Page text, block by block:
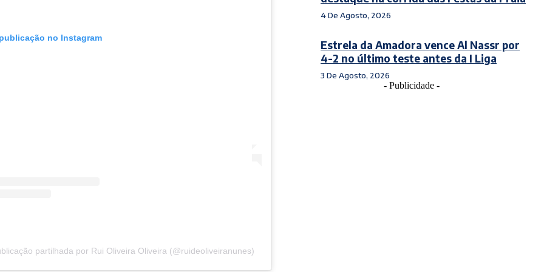
no Instagram
partilhada por Rui Oliveira Oliveira (@ruideoliveiranunes)
4 De Agosto, 2026
Estrela da Amadora vence Al Nassr por
4-2 no último teste antes da I Liga
3 De Agosto, 2026
- Publicidade -